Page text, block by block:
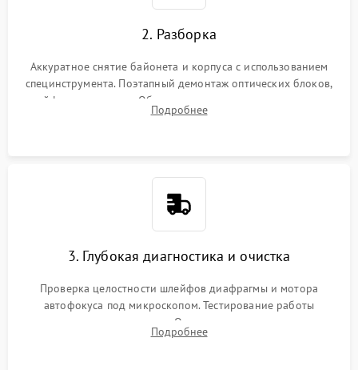
2. Разборка
Аккуратное снятие байонета и корпуса с использованием
специнструмента. Поэтапный демонтаж оптических блоков,
шлейфов и приводов. Обязательная маркировка положения
линзовых групп для сохранения заводской центровки при
Подробнее
3. Глубокая диагностика и очистка
Проверка целостности шлейфов диафрагмы и мотора
автофокуса под микроскопом. Тестирование работы
электромагнитного привода. Очистка оптических элементов
от пыли, следов влаги и грибка спецрастворами без
Подробнее